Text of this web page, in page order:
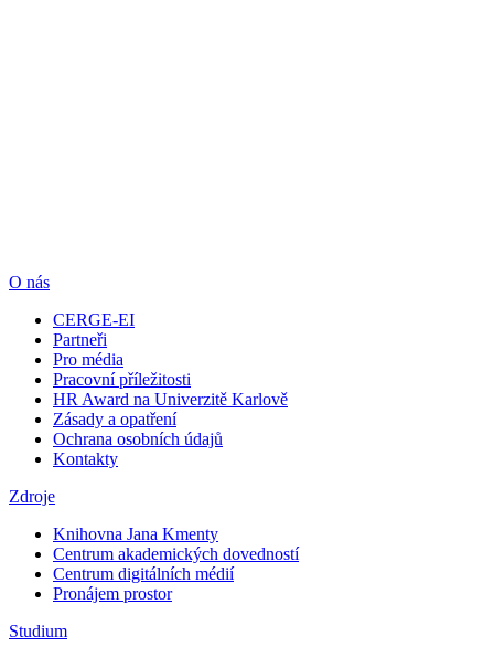
O nás
CERGE-EI
Partneři
Pro média
Pracovní příležitosti
HR Award na Univerzitě Karlově
Zásady a opatření
Ochrana osobních údajů
Kontakty
Zdroje
Knihovna Jana Kmenty
Centrum akademických dovedností
Centrum digitálních médií
Pronájem prostor
Studium